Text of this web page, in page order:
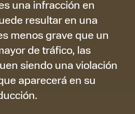
una infracción en
resultar en una
menos grave que un
de tráfico, las
siendo una violación
aparecerá en su